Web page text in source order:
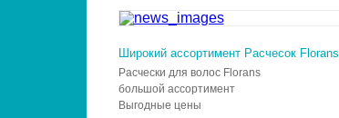
Широкий ассортимент Расчесок Florans
Расчески для волос Florans
большой ассортимент
Выгодные цены